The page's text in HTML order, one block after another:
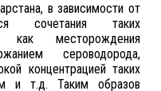
в зависимости от
сочетания таких
как месторождения
сероводорода,
концентрацией таких
и т.д. Таким образов